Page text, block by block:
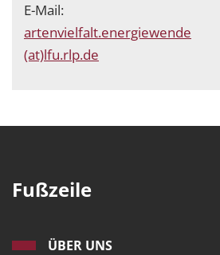
E-Mail:
artenvielfalt.energiewende
(at)lfu.rlp.de
Fußzeile
ÜBER UNS